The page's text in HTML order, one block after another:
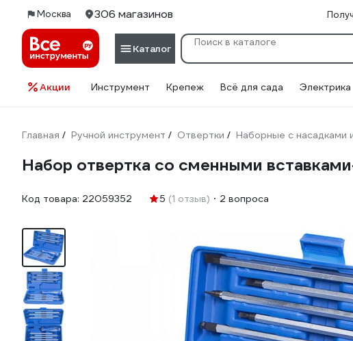
Москва 306 магазинов
Каталог
Акции Инструмент Крепеж Всё для сада Электрика
Главная / Ручной инструмент / Отвертки / Наборные с насадками
Набор отвертка со сменными
Код товара: 22059352 5 (1 отзыв) 2 вопроса